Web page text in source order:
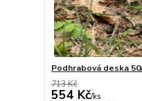
Podhrabová deska
713 Kč
554 Kč/ks